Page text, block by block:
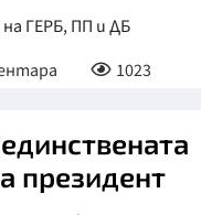
ГЕРБ, ПП и ДБ
1023
президент